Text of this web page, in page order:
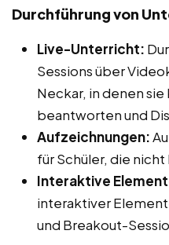
Durchführung von
Live-Unterricht:
Sessions über
Neckar, in denen
beantworten und
Aufzeichnungen:
für Schüler, die
Interaktive
interaktiver
und Breakout-